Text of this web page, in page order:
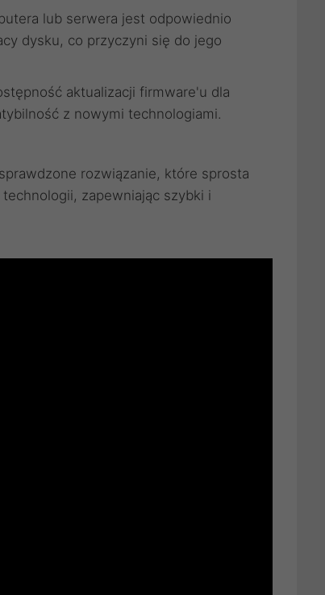
lub serwera jest odpowiednio
dysku, co przyczyni się do jego
aktualizacji firmware'u dla
z nowymi technologiami.
rozwiązanie, które sprosta
zapewniając szybki i